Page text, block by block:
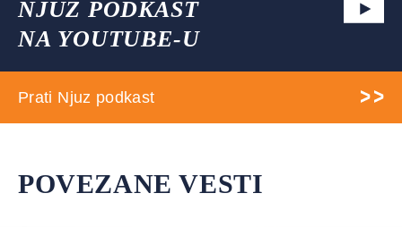
NJUZ PODKAST
NA YOUTUBE-U
Prati Njuz podkast
POVEZANE VESTI